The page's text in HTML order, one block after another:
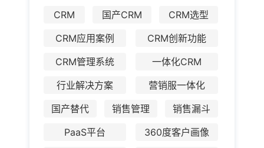
CRM 国产CRM
CRM选型
CRM应用案例
CRM创新功能
CRM管理系统
一体化CRM
行业解决方案
营销服一体化
国产替代
销售管理
销售漏斗
PaaS平台
360度客户画像